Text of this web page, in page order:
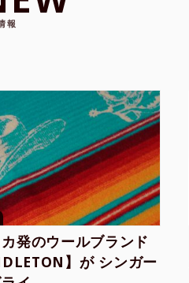
報
発のウールブランド
】が シンガー